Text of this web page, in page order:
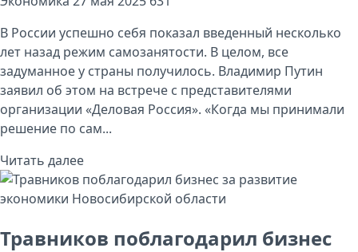
В России успешно себя показал введенный несколько
лет назад режим самозанятости. В целом, все
задуманное у страны получилось. Владимир Путин
заявил об этом на встрече с представителями
организации «Деловая Россия». «Когда мы принимали
решение по сам...
Читать далее
Травников поблагодарил бизнес